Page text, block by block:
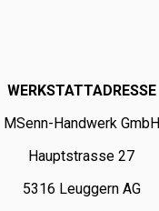
WERKSTATTADRESSE
MSenn-Handwerk GmbH
Hauptstrasse 27
5316 Leuggern AG